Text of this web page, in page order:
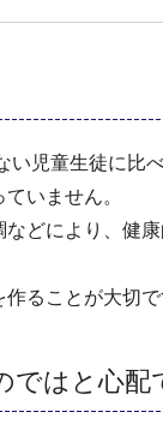
児童生徒に比
いません。
どにより、健
ることが大切で
はと心配